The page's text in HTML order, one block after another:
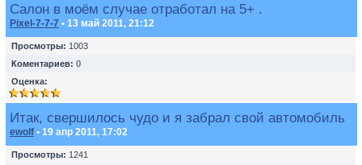
Салон в моём случае отработал на 5+ .
Pixel-7-7-7 • 13 май 2011, 21:12
Просмотры: 1003
Коментариев: 0
Оценка:
Итак, свершилось чудо и я забрал свой автомобиль
ewolf • 19 апр 2011, 17:02
Просмотры: 1241